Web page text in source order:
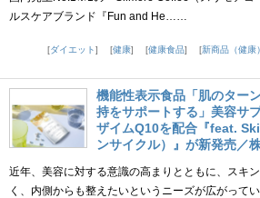
ルスケアブランド『Fun and He……
ダイエット
健康 健康食品 新商品（健康）
機能性表示食品「肌のター
持をサポートする」美容サ
ザイムQ10を配合『feat.
ンサイクル）』が新発売／
近年、美容に対する意識の高まりとともに、スキ
く、内側からも整えたいというニーズが広がって